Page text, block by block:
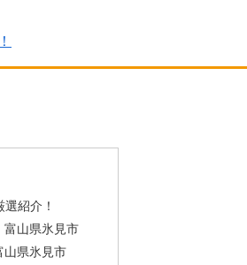
紹介！
富山県氷見市
山県氷見市